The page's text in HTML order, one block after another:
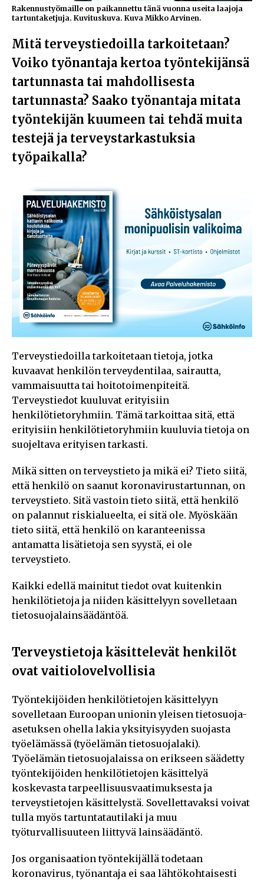
Rakennustyömaille on paikannettu tänä vuonna useita laajoja
tartuntaketjuja. Kuvituskuva. Kuva Mikko Arvinen.
Mitä terveystiedoilla tarkoitetaan?
Voiko työnantaja kertoa työntekijänsä
tartunnasta tai mahdollisesta
tartunnasta? Saako työnantaja mitata
työntekijän kuumeen tai tehdä muita
testejä ja terveystarkastuksia
työpaikalla?
Terveystiedoilla tarkoitetaan tietoja, jotka
kuvaavat henkilön terveydentilaa, sairautta,
vammaisuutta tai hoitotoimenpiteitä.
Terveystiedot kuuluvat erityisiin
henkilötietoryhmiin. Tämä tarkoittaa sitä, että
erityisiin henkilötietoryhmiin kuuluvia tietoja on
suojeltava erityisen tarkasti.
Mikä sitten on terveystieto ja mikä ei? Tieto siitä,
että henkilö on saanut koronavirustartunnan, on
terveystieto. Sitä vastoin tieto siitä, että henkilö
on palannut riskialueelta, ei sitä ole. Myöskään
tieto siitä, että henkilö on karanteenissa
antamatta lisätietoja sen syystä, ei ole
terveystieto.
Kaikki edellä mainitut tiedot ovat kuitenkin
henkilötietoja ja niiden käsittelyyn sovelletaan
tietosuojalainsäädäntöä.
Terveystietoja käsittelevät henkilöt
ovat vaitiolovelvollisia
Työntekijöiden henkilötietojen käsittelyyn
sovelletaan Euroopan unionin yleisen tietosuoja-
asetuksen ohella lakia yksityisyyden suojasta
työelämässä (työelämän tietosuojalaki).
Työelämän tietosuojalaissa on erikseen säädetty
työntekijöiden henkilötietojen käsittelyä
koskevasta tarpeellisuusvaatimuksesta ja
terveystietojen käsittelystä. Sovellettavaksi voivat
tulla myös tartuntatautilaki ja muu
työturvallisuuteen liittyvä lainsäädäntö.
Jos organisaation työntekijällä todetaan
koronavirus, työnantaja ei saa lähtökohtaisesti